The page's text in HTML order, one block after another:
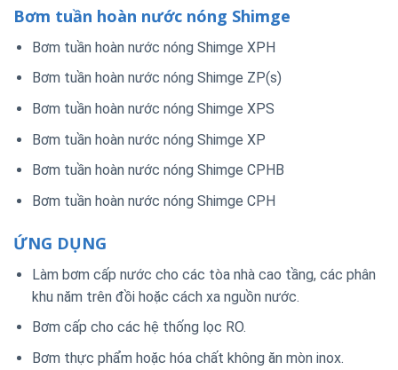
Bơm tuần hoàn nước nóng Shimge
Bơm tuần hoàn nước nóng Shimge XPH
Bơm tuần hoàn nước nóng Shimge ZP(s)
Bơm tuần hoàn nước nóng Shimge XPS
Bơm tuần hoàn nước nóng Shimge XP
Bơm tuần hoàn nước nóng Shimge CPHB
Bơm tuần hoàn nước nóng Shimge CPH
ỨNG DỤNG
Làm bơm cấp nước cho các tòa nhà cao tầng, các phân
khu năm trên đồi hoặc cách xa nguồn nước.
Bơm cấp cho các hệ thống lọc RO.
Bơm thực phẩm hoặc hóa chất không ăn mòn inox.